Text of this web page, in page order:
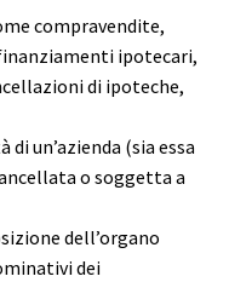
compravendite,
ipotecari,
di ipoteche,
un’azienda (sia essa
o soggetta a
dell’organo
dei